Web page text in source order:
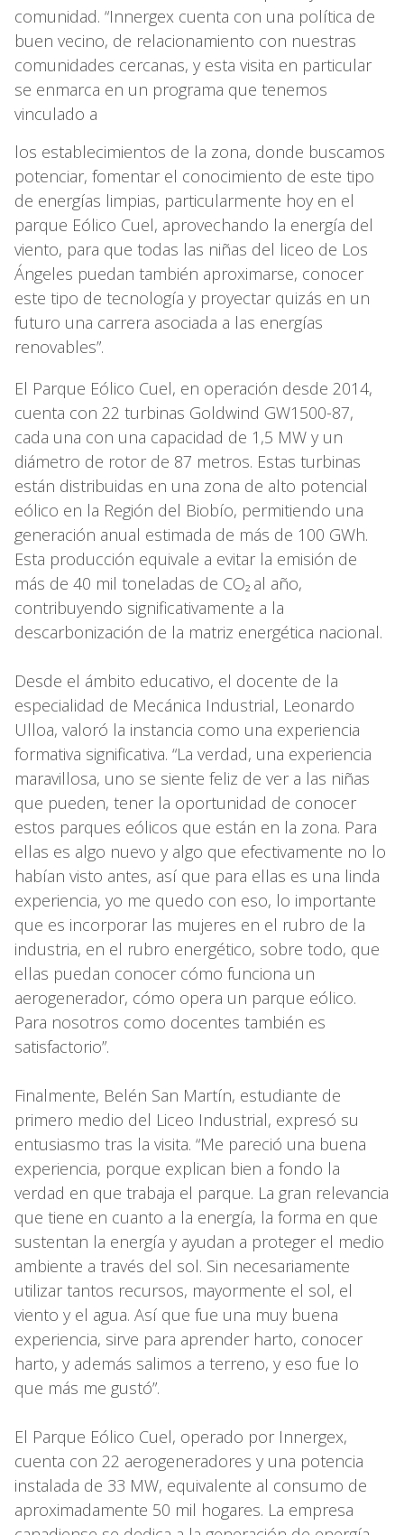
comunidad. “Innergex cuenta con una política de
buen vecino, de relacionamiento con nuestras
comunidades cercanas, y esta visita en particular
se enmarca en un programa que tenemos
vinculado a
los establecimientos de la zona, donde buscamos
potenciar, fomentar el conocimiento de este tipo
de energías limpias, particularmente hoy en el
parque Eólico Cuel, aprovechando la energía del
viento, para que todas las niñas del liceo de Los
Ángeles puedan también aproximarse, conocer
este tipo de tecnología y proyectar quizás en un
futuro una carrera asociada a las energías
renovables”.
El Parque Eólico Cuel, en operación desde 2014,
cuenta con 22 turbinas Goldwind GW1500-87,
cada una con una capacidad de 1,5 MW y un
diámetro de rotor de 87 metros. Estas turbinas
están distribuidas en una zona de alto potencial
eólico en la Región del Biobío, permitiendo una
generación anual estimada de más de 100 GWh.
Esta producción equivale a evitar la emisión de
más de 40 mil toneladas de CO₂ al año,
contribuyendo significativamente a la
descarbonización de la matriz energética nacional.
Desde el ámbito educativo, el docente de la
especialidad de Mecánica Industrial, Leonardo
Ulloa, valoró la instancia como una experiencia
formativa significativa. “La verdad, una experiencia
maravillosa, uno se siente feliz de ver a las niñas
que pueden, tener la oportunidad de conocer
estos parques eólicos que están en la zona. Para
ellas es algo nuevo y algo que efectivamente no lo
habían visto antes, así que para ellas es una linda
experiencia, yo me quedo con eso, lo importante
que es incorporar las mujeres en el rubro de la
industria, en el rubro energético, sobre todo, que
ellas puedan conocer cómo funciona un
aerogenerador, cómo opera un parque eólico.
Para nosotros como docentes también es
satisfactorio”.
Finalmente, Belén San Martín, estudiante de
primero medio del Liceo Industrial, expresó su
entusiasmo tras la visita. “Me pareció una buena
experiencia, porque explican bien a fondo la
verdad en que trabaja el parque. La gran relevancia
que tiene en cuanto a la energía, la forma en que
sustentan la energía y ayudan a proteger el medio
ambiente a través del sol. Sin necesariamente
utilizar tantos recursos, mayormente el sol, el
viento y el agua. Así que fue una muy buena
experiencia, sirve para aprender harto, conocer
harto, y además salimos a terreno, y eso fue lo
que más me gustó”.
El Parque Eólico Cuel, operado por Innergex,
cuenta con 22 aerogeneradores y una potencia
instalada de 33 MW, equivalente al consumo de
aproximadamente 50 mil hogares. La empresa